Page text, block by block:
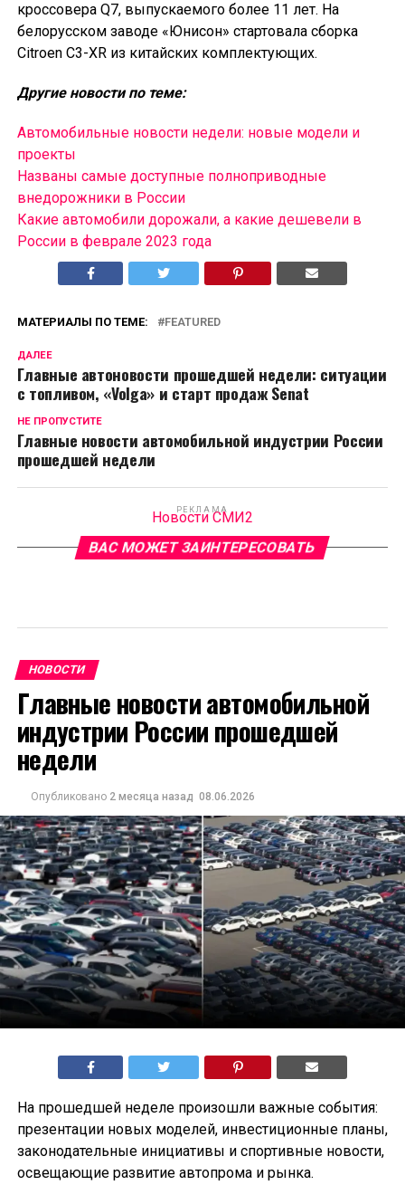
кроссовера Q7, выпускаемого более 11 лет. На
белорусском заводе «Юнисон» стартовала сборка
Citroen C3-XR из китайских комплектующих.
Другие новости по теме:
Автомобильные новости недели: новые модели и
проекты
Названы самые доступные полноприводные
внедорожники в России
Какие автомобили дорожали, а какие дешевели в
России в феврале 2023 года
МАТЕРИАЛЫ ПО ТЕМЕ: FEATURED
ДАЛЕЕ
Главные автоновости прошедшей недели: ситуации
с топливом, «Volga» и старт продаж Senat
НЕ ПРОПУСТИТЕ
Главные новости автомобильной индустрии России
прошедшей недели
РЕКЛАМА
Новости СМИ2
ВАС МОЖЕТ ЗАИНТЕРЕСОВАТЬ
НОВОСТИ
Главные новости автомобильной
индустрии России прошедшей
недели
Опубликовано 2 месяца назад 08.06.2026
На прошедшей неделе произошли важные события:
презентации новых моделей, инвестиционные планы,
законодательные инициативы и спортивные новости,
освещающие развитие автопрома и рынка.